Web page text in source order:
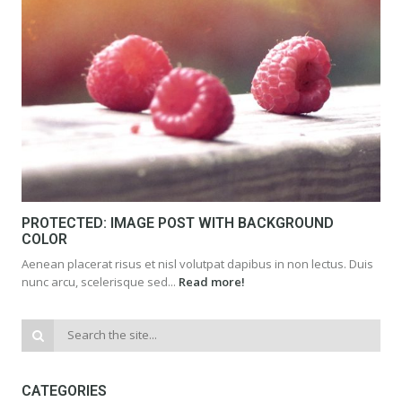
PROTECTED: IMAGE POST WITH BACKGROUND
COLOR
Aenean placerat risus et nisl volutpat dapibus in non lectus. Duis
nunc arcu, scelerisque sed... Read more!
CATEGORIES